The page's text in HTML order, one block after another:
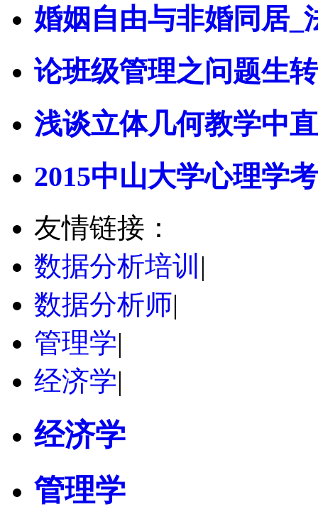
婚姻自由与非婚同居_
论班级管理之问题生
浅谈立体几何教学中
2015中山大学心理学考
友情链接：
数据分析培训 |
数据分析师|
管理学|
经济学|
经济学
管理学